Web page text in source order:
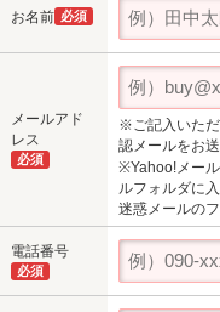
お名前 必須
メールアド
レス
必須
※ご記入いた
認メールをお
※Yahoo!メー
ルフォルダに
迷惑メールの
電話番号
必須